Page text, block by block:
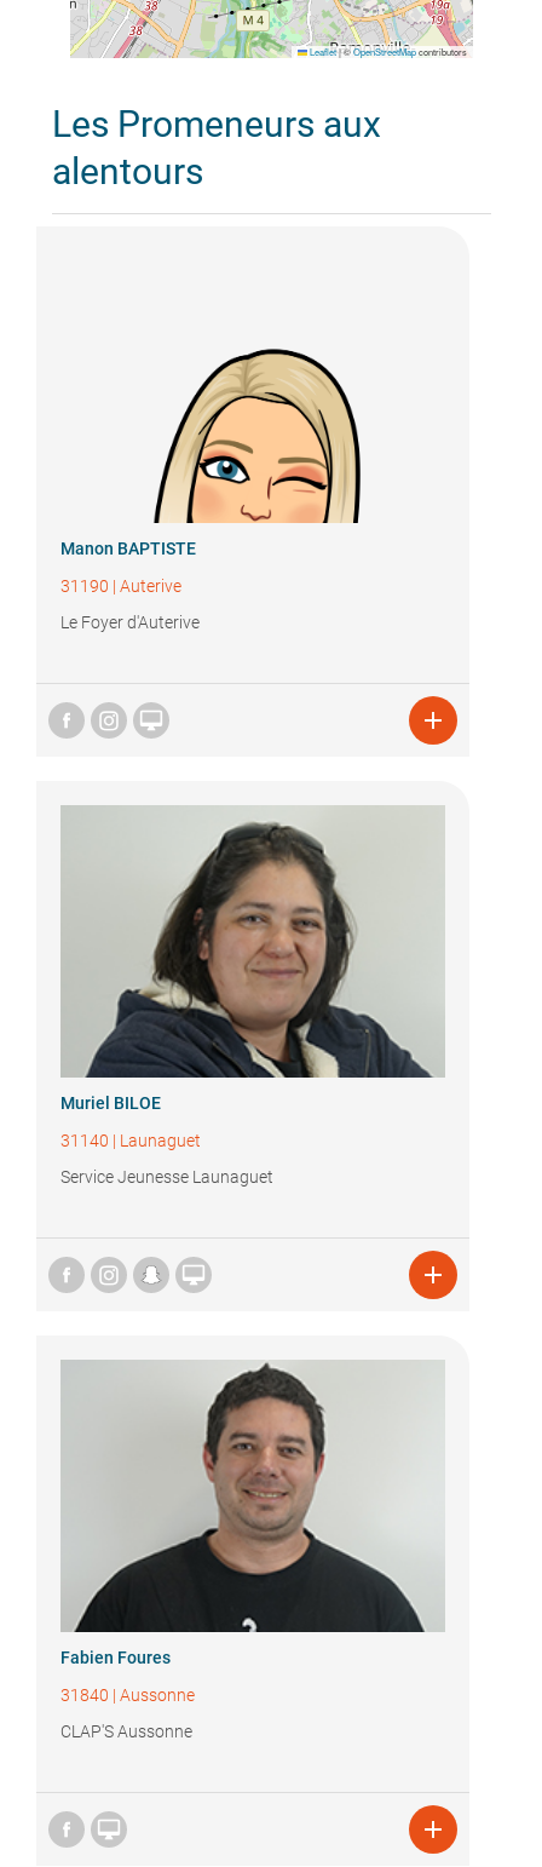
Leaflet|©OpenStreetMapcontributors
Les Promeneurs aux
alentours
Manon BAPTISTE
31190 | Auterive
Le Foyer d'Auterive
 
Muriel BILOE
31140 | Launaguet
Service Jeunesse Launaguet
 
Fabien Foures
31840 | Aussonne
CLAP'S Aussonne
 